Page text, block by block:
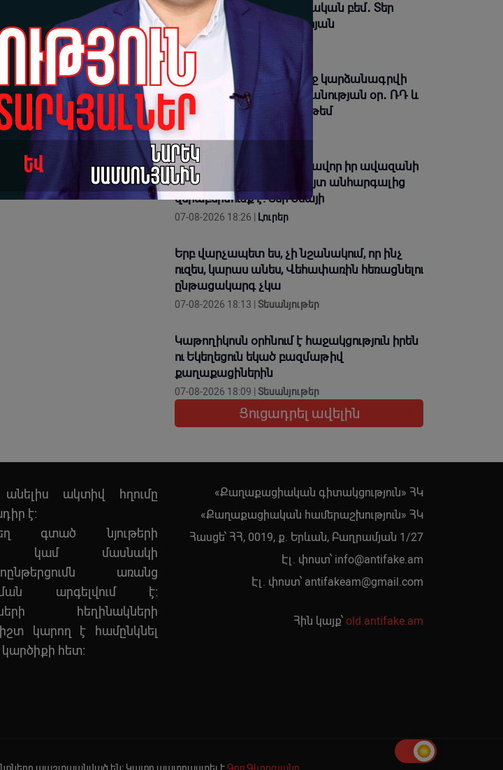
Դատարա՞ն, թե՞ քաղաքական բեմ․ Տեր
Մուշե քահանա Ենգիբարյան
07-08-2026 18:30 |
Այս օրը պատմության մեջ կարձանագրվի
որպես ամոթի ու դավաճանության օր․ ՌԴ և
Նոր Նախիջևանի հայոց թեմ
07-08-2026 18:28 |
Հոգևորականին միտումնավոր իր ավազանի
անունով կոչելը բացահայտ անհարգալից
վերաբերմունք է. Տեր Եսայի
07-08-2026 18:26 | Լուրեր
Երբ վարչապետ ես, չի նշանակում, որ ինչ
ուզես, կարաս անես, Վեհափառին հեռացնելու
ընթացակարգ չկա
07-08-2026 18:13 | Տեսանյութեր
Կաթողիկոսն օրհնում է հաջակցություն իրեն
ու Եկեղեցուն եկած բազմաթիվ
քաղաքացիներին
07-08-2026 18:09 | Տեսանյութեր
Ցուցադրել ավելին
անելիս ակտիվ հղումը
է:
գտած նյութերի
կամ մասնակի
առանց
արգելվում է:
հեղինակների
կարող է համընկնել
հետ:
«Քաղաքացիական գիտակցություն» ՀԿ
«Քաղաքացիական համերաշխություն» ՀԿ
Հասցե՝ ՀՀ, 0019, ք. Երևան, Բաղրամյան 1/27
Էլ. փոստ՝ info@antifake.am
Էլ. փոստ՝ antifakeam@gmail.com
Հին կայք՝ old.antifake.am